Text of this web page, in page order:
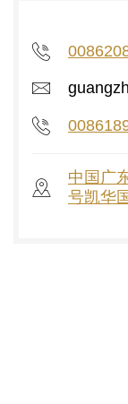
中国广
号凯华